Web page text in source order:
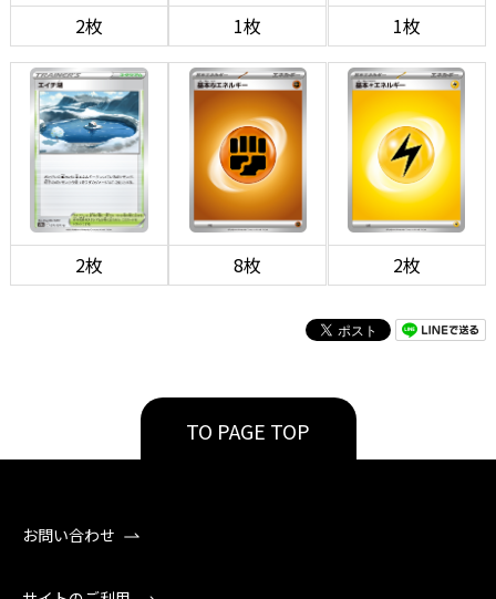
2枚 1枚 1枚
2枚 8枚 2枚
TO PAGE TOP
お問い合わせ